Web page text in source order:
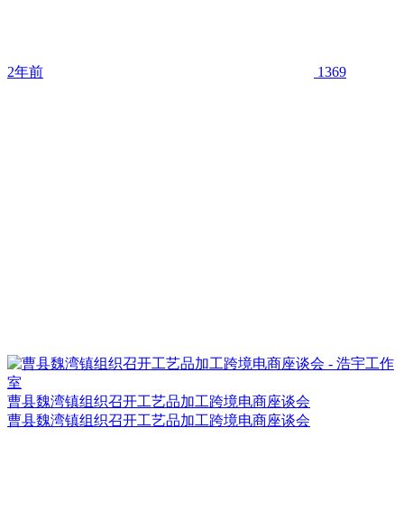
2年前 1369
曹县魏湾镇组织召开工艺品加工跨境电商座谈会
曹县魏湾镇组织召开工艺品加工跨境电商座谈会